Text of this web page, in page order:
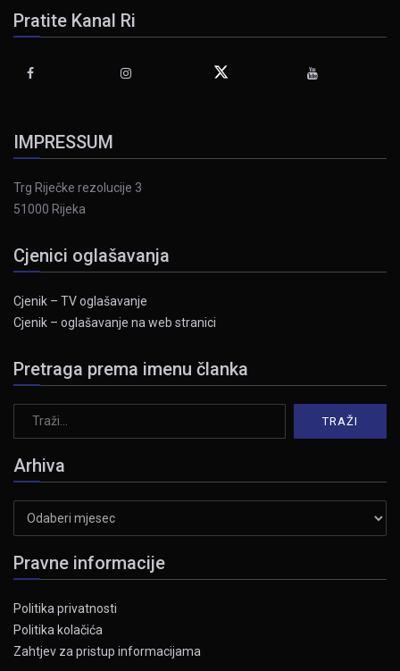
Pratite Kanal Ri
IMPRESSUM
Trg Riječke rezolucije 3
51000 Rijeka
Cjenici oglašavanja
Cjenik – TV oglašavanje
Cjenik – oglašavanje na web stranici
Pretraga prema imenu članka
Arhiva
Pravne informacije
Politika privatnosti
Politika kolačića
Zahtjev za pristup informacijama